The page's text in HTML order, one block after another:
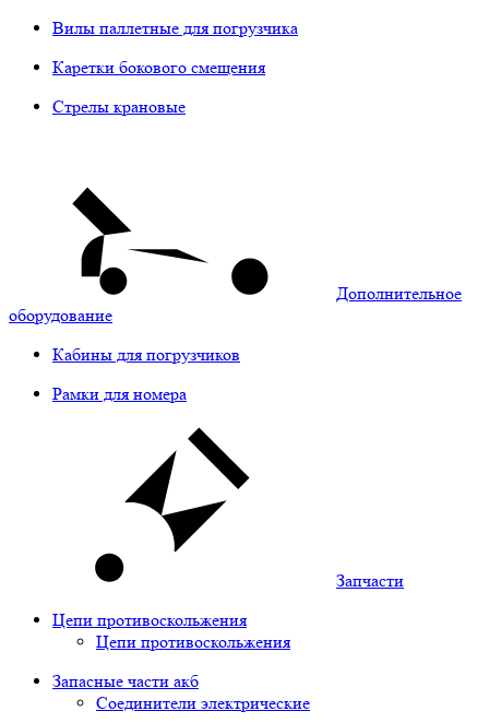
Вилы паллетные для погрузчика
Каретки бокового смещения
Стрелы крановые
Дополнительное
оборудование
Кабины для погрузчиков
Рамки для номера
Запчасти
Цепи противоскольжения
Цепи противоскольжения
Запасные части акб
Соединители электрические